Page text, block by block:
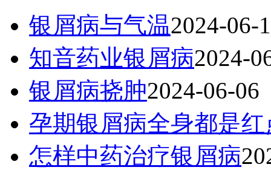
银屑病与气温2024-06-
知音药业银屑病2024-
银屑病挠肿2024-06-06
孕期银屑病全身都是红
怎样中药治疗银屑病